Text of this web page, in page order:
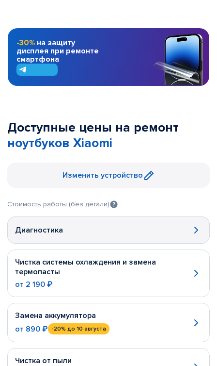
-30% на защиту
дисплея при ремонте
смартфона
Доступные цены на ремонт
ноутбуков Xiaomi
Изменить устройство
Стоимость работы (без детали)
Диагностика
Чистка системы охлаждения и замена
термопасты
от 2 190 ₽
Замена аккумулятора
от 890 ₽ -20% до 10 августа
Чистка от пыли